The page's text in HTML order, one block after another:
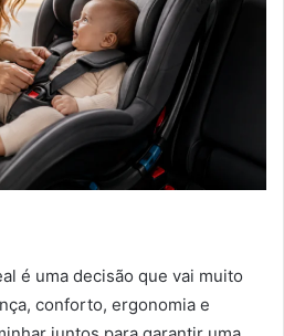
é uma decisão que vai muito
conforto, ergonomia e